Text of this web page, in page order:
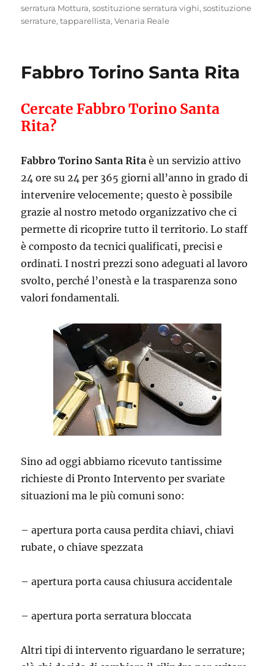
serratura Mottura,sostituzione serratura vighi,sostituzione
serrature,tapparellista,Venaria Reale
Fabbro Torino Santa Rita
Cercate Fabbro Torino Santa
Rita?
Fabbro Torino Santa Rita è un servizio attivo
24 ore su 24 per 365 giorni all’anno in grado di
intervenire velocemente; questo è possibile
grazie al nostro metodo organizzativo che ci
permette di ricoprire tutto il territorio. Lo staff
è composto da tecnici qualificati, precisi e
ordinati. I nostri prezzi sono adeguati al lavoro
svolto, perché l’onestà e la trasparenza sono
valori fondamentali.
Sino ad oggi abbiamo ricevuto tantissime
richieste di Pronto Intervento per svariate
situazioni ma le più comuni sono:
– apertura porta causa perdita chiavi, chiavi
rubate, o chiave spezzata
– apertura porta causa chiusura accidentale
– apertura porta serratura bloccata
Altri tipi di intervento riguardano le serrature;